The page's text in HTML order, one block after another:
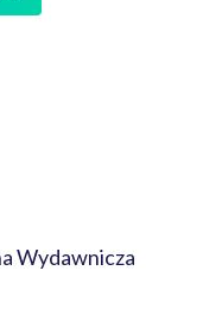
Wydawnicza